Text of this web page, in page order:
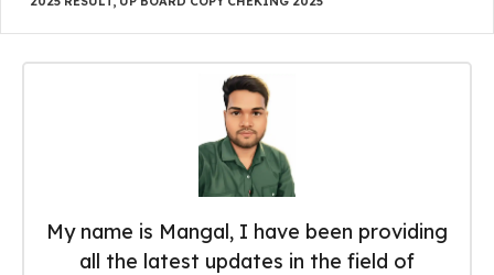
My name is Mangal, I have been providing
all the latest updates in the field of